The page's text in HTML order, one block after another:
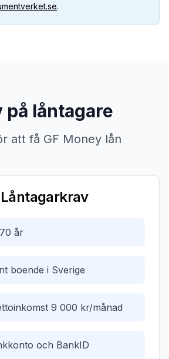
.
på låntagare
att få GF Money lån
Låntagarkrav
år
boende i Sverige
9 000 kr/månad
och BankID